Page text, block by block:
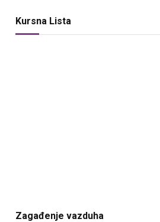
Kursna Lista
Zagađenje vazduha